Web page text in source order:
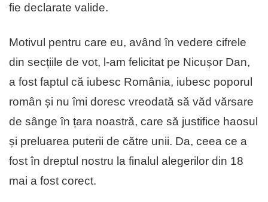
fie declarate valide.
Motivul pentru care eu, având în vedere cifrele
din secțiile de vot, l-am felicitat pe Nicușor Dan,
a fost faptul că iubesc România, iubesc poporul
român și nu îmi doresc vreodată să văd vărsare
de sânge în țara noastră, care să justifice haosul
și preluarea puterii de către unii. Da, ceea ce a
fost în dreptul nostru la finalul alegerilor din 18
mai a fost corect.